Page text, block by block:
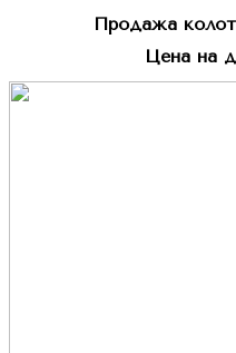
Продажа
Цена на